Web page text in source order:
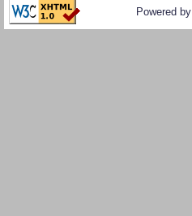
Powered by